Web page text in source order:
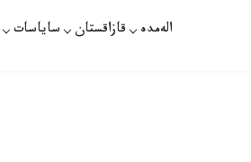
الەمدە قازاقستان ساياسات